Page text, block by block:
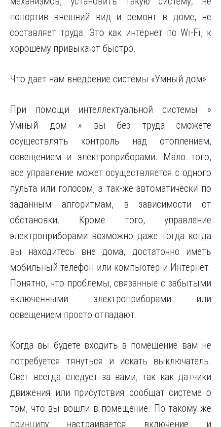
попортив внешний вид и ремонт в доме, не
составляет труда. Это как интернет по Wi-Fi, к
хорошему привыкают быстро.
Что дает нам внедрение системы «Умный дом»
При помощи интеллектуальной системы »
Умный дом » вы без труда сможете
осуществлять контроль над отоплением,
освещением и электроприборами. Мало того,
все управление может осуществляется с одного
пульта или голосом, а так-же автоматически по
заданным алгоритмам, в зависимости от
обстановки. Кроме того, управление
электроприборами возможно даже тогда когда
вы находитесь вне дома, достаточно иметь
мобильный телефон или компьютер и Интернет.
Понятно, что проблемы, связанные с забытыми
включенными электроприборами или
освещением просто отпадают.
Когда вы будете входить в помещение вам не
потребуется тянуться и искать выключатель.
Свет всегда следует за вами, так как датчики
движения или присутствия сообщат системе о
том, что вы вошли в помещение. По такому же
принципу настраивается включение и